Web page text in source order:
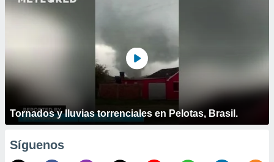
Tornados y lluvias torrenciales en Pelotas, Brasil.
Síguenos